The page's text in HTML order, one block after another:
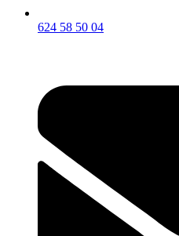
624 58 50 04